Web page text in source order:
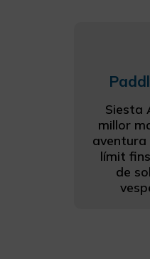
Siesta
millor
aventura
límit
de